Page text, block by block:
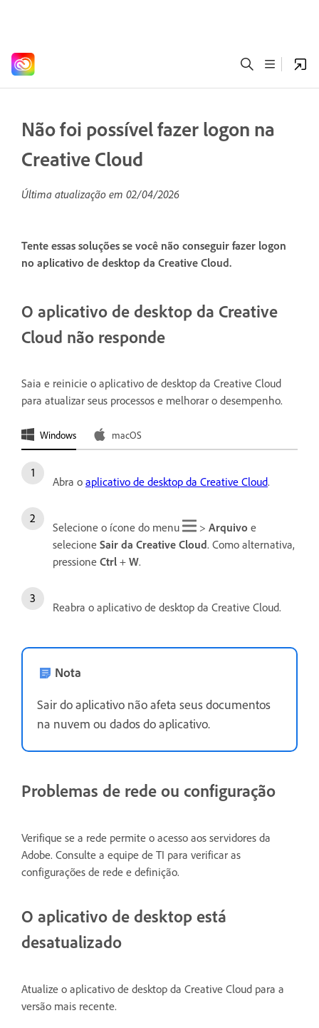
Não foi possível fazer logon na
Creative Cloud
Última atualização em 02/04/2026
Tente essas soluções se você não conseguir fazer logon
no aplicativo de desktop da Creative Cloud.
O aplicativo de desktop da Creative
Cloud não responde
Saia e reinicie o aplicativo de desktop da Creative Cloud
para atualizar seus processos e melhorar o desempenho.
Windows macOS
Abra o aplicativo de desktop da Creative Cloud.
Selecione o ícone do menu > Arquivo e
selecione Sair da Creative Cloud. Como alternativa,
pressione Ctrl + W.
Reabra o aplicativo de desktop da Creative Cloud.
Nota
Sair do aplicativo não afeta seus documentos
na nuvem ou dados do aplicativo.
Problemas de rede ou configuração
Verifique se a rede permite o acesso aos servidores da
Adobe. Consulte a equipe de TI para verificar as
configurações de rede e definição.
O aplicativo de desktop está
desatualizado
Atualize o aplicativo de desktop da Creative Cloud para a
versão mais recente.